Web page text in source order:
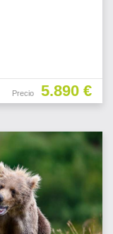
Precio 5.890 €